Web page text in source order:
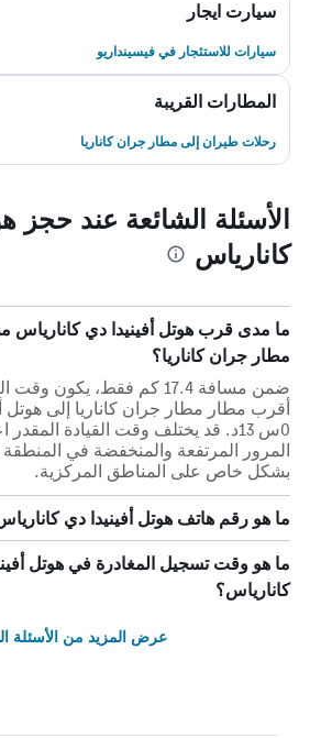
سيارت ايجار
سيارات للاستئجار في فيسينداريو
المطارات القريبة
رحلات طيران إلى مطار جران كاناريا
الأسئلة الشائعة عند حجز
كانارياس
ما مدى قرب هوتل أفينيدا دي كانارياس
مطار جران كاناريا؟
ضمن مسافة 17.4 كم فقط، يكون
أقرب مطار مطار جران كاناريا إلى هوتل
0س 13د. قد يختلف وقت القيادة
المرور المرتفعة والمنخفضة في
بشكل خاص على المناطق المركزية.
ما هو رقم هاتف هوتل أفينيدا دي
ما هو وقت تسجيل المغادرة في هوتل
كانارياس؟
عرض المزيد من الأسئلة